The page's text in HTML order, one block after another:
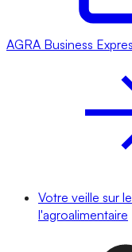
AGRA Business
Votre veille sur
l'agroalimentaire